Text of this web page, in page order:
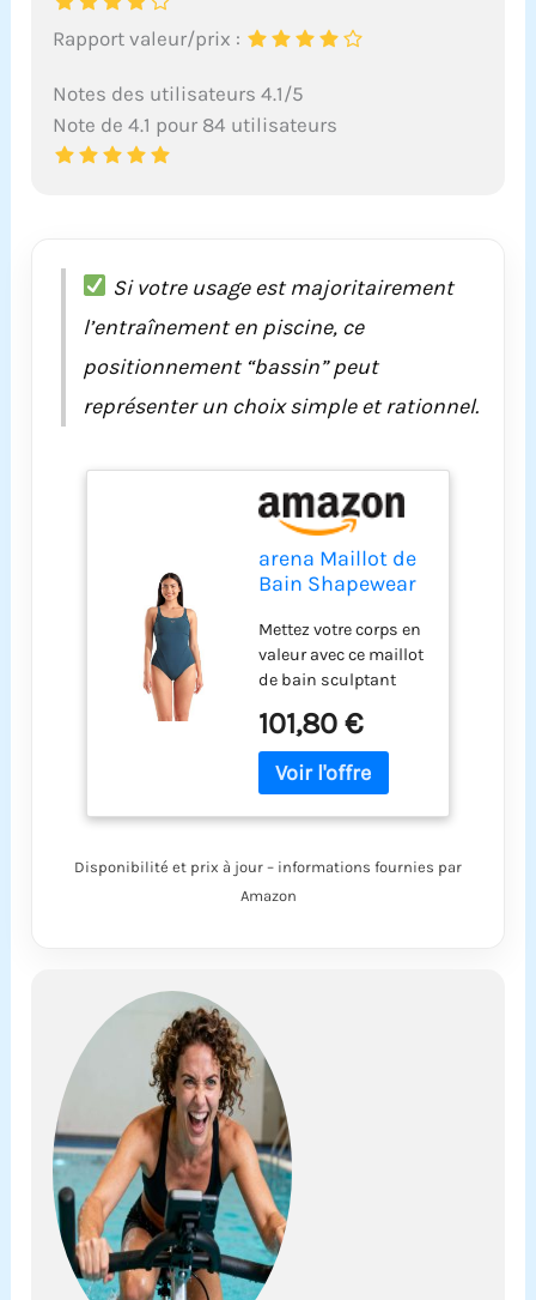
Rapport valeur/prix :
Notes des utilisateurs 4.1/5
Note de 4.1 pour 84 utilisateurs
Si votre usage est majoritairement
l’entraînement en piscine, ce
positionnement “bassin” peut
représenter un choix simple et rationnel.
arena Maillot de
Bain Shapewear
pour Femmes
Mettez votre corps en
valeur avec ce maillot
de bain sculptant
élégant. Un modèle
conçu pour que vous
sentiez à la fois
brevetées pour un
séchage rapide,
fabriqué à base de
polyamide recyclé.
Bretelles facilement
ajustables pour un
ajustement
personnalisé parfait
et une bonne tenue.
Soutien-gorge intégré
confortable pour un
101,80 €
Disponibilité et prix à jour – informations fournies par
Amazon